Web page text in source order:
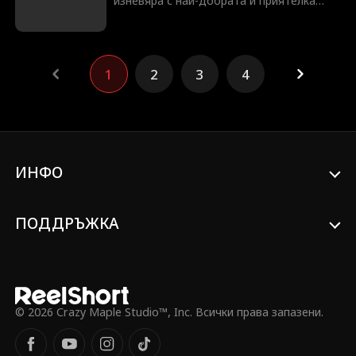
всъщност е милиардер и Алфа в света
на върколаците, който ще я глези
отвъд най-смелите ѝ мечти!
1 2 3 4
ИНФО
ПОДДРЪЖКА
© 2026 Crazy Maple Studio™, Inc. Всички права запазени.